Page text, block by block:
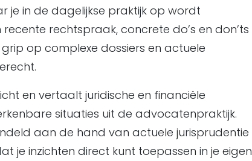
je in de dagelijkse praktijk op wordt
rechtspraak, concrete do’s en don’ts
op complexe dossiers en actuele
en vertaalt juridische en financiële
situaties uit de advocatenpraktijk.
aan de hand van actuele jurisprudentie
je inzichten direct kunt toepassen in je eigen